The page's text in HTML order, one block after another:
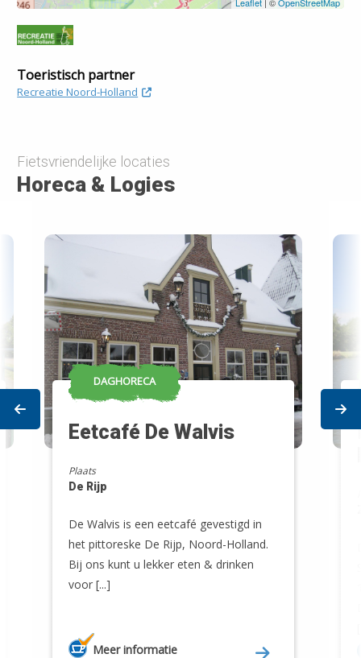
Toeristisch partner
Recreatie Noord-Holland
Fietsvriendelijke locaties
Horeca & Logies
Prev
DAGHORECA
Eetcafé De Walvis
Plaats
De Rijp
De Walvis is een eetcafé gevestigd in
het pittoreske De Rijp, Noord-Holland.
Bij ons kunt u lekker eten & drinken
voor [...]
Meer informatie